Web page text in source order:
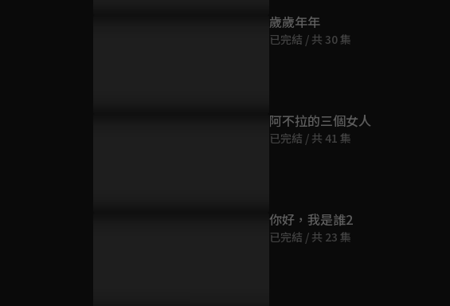
歲歲年年
已完結 / 共 30 集
阿不拉的三個女人
已完結 / 共 41 集
你好，我是誰2
已完結 / 共 23 集